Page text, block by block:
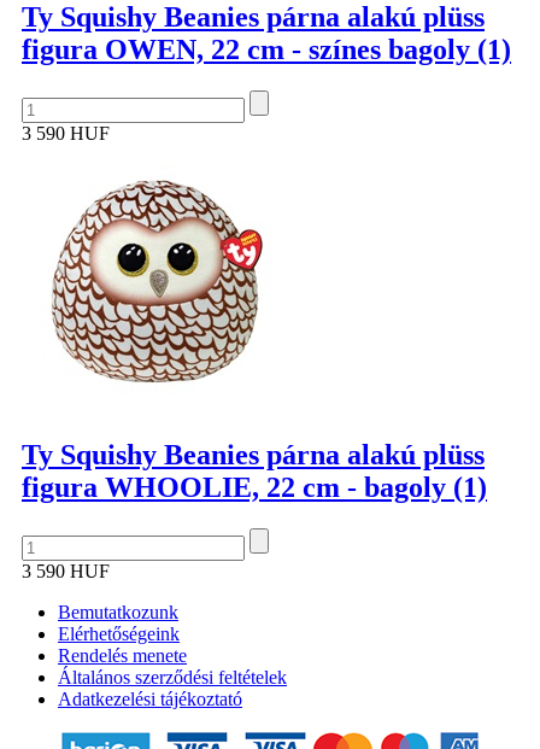
Ty Squishy Beanies párna alakú plüss
figura OWEN, 22 cm - színes bagoly (1)
3 590 HUF
Ty Squishy Beanies párna alakú plüss
figura WHOOLIE, 22 cm - bagoly (1)
3 590 HUF
Bemutatkozunk
Elérhetőségeink
Rendelés menete
Általános szerződési feltételek
Adatkezelési tájékoztató